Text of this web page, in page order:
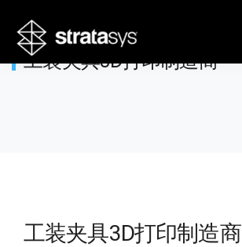
工装夹具3D打印制造商
工装夹具3D打印制造商